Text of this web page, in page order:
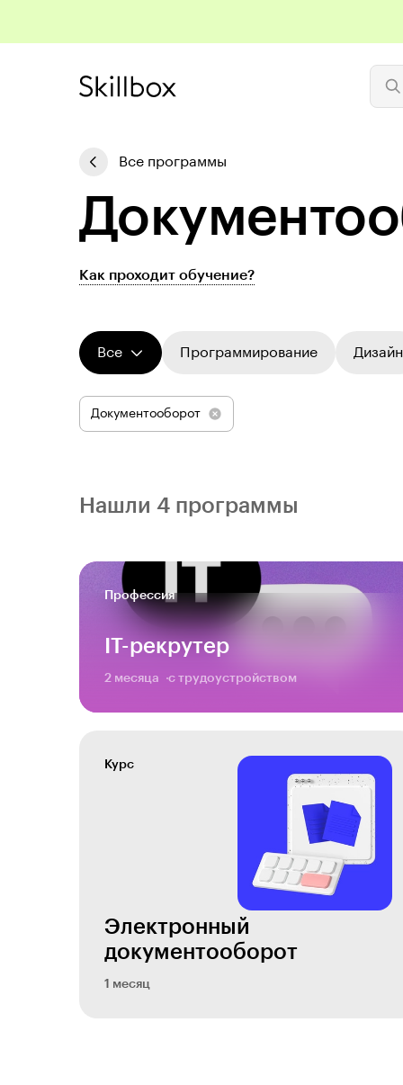
Все программы
Как проходит обучение?
Все Программирование Дизайн
Документооборот
Нашли 4 программы
Профессия
IT-рекрутер
2 месяца с трудоустройством
Курс
Электронный
документооборот
1 месяц